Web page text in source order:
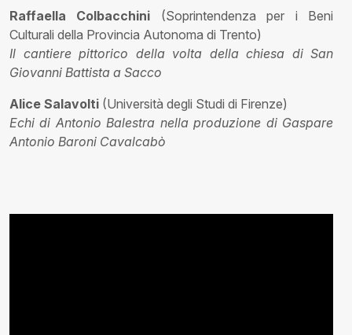
Raffaella Colbacchini (Soprintendenza per i Beni
Culturali della Provincia Autonoma di Trento)
Il cantiere pittorico della volta della chiesa di San
Giovanni Battista a Sacco
Alice Salavolti (Università degli Studi di Firenze)
Echi di Antonio Balestra nella produzione di Gaspare
Antonio Baroni Cavalcabò